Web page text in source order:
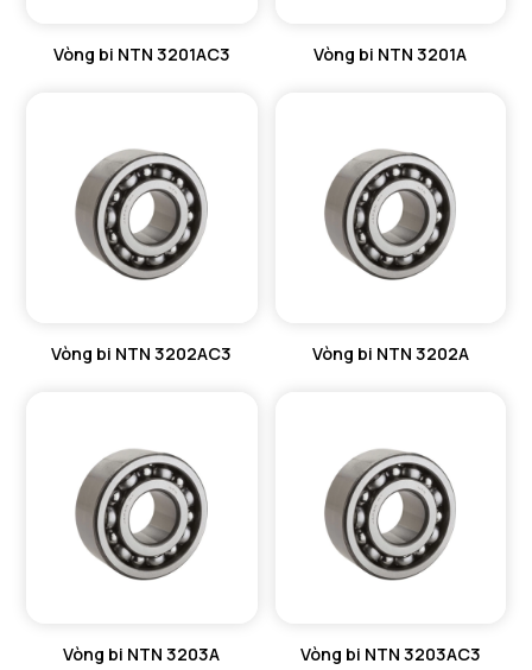
Vòng bi NTN 3201AC3 Vòng bi NTN 3201A
Vòng bi NTN 3202AC3 Vòng bi NTN 3202A
Vòng bi NTN 3203A Vòng bi NTN 3203AC3